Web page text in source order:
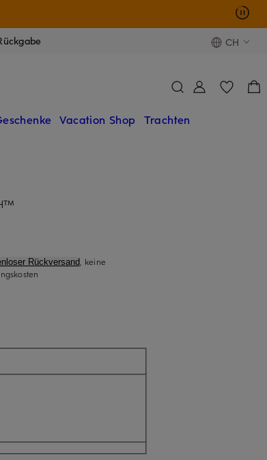
CH
Vacation Shop Trachten
Rückversand, keine